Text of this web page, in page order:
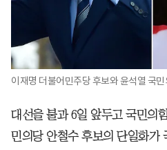
이재명 더불어민주당 후보와 윤석열 국
대선을 불과 6일 앞두고 국민의
민의당 안철수 후보의 단일화가